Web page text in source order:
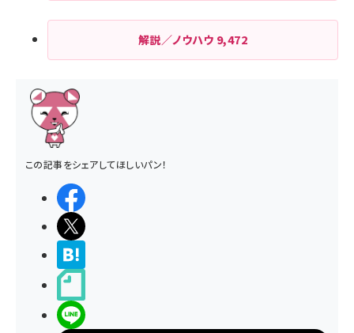
解説／ノウハウ 9,472
この記事をシェアしてほしいパン！